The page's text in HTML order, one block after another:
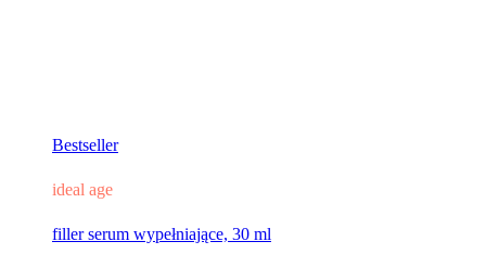
Bestseller
ideal age
filler serum wypełniające, 30 ml